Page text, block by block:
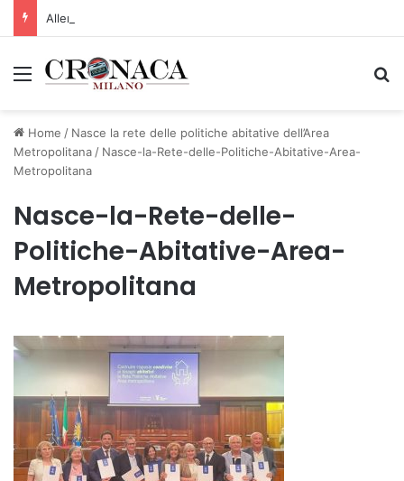
Allerta gialla per rischio temporali a partire dalle ore 18
Menu
Home / Nasce la rete delle politiche abitative dell’Area
Metropolitana / Nasce-la-Rete-delle-Politiche-Abitative-Area-
Metropolitana
Nasce-la-Rete-delle-
Politiche-Abitative-Area-
Metropolitana